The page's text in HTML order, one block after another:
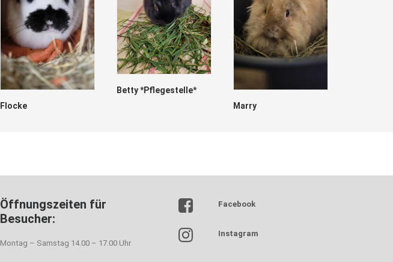
Flocke
Betty *Pflegestelle*
Marry
Öffnungszeiten für
Besucher:
Montag – Samstag 14.00 – 17.00 Uhr
Facebook
Instagram